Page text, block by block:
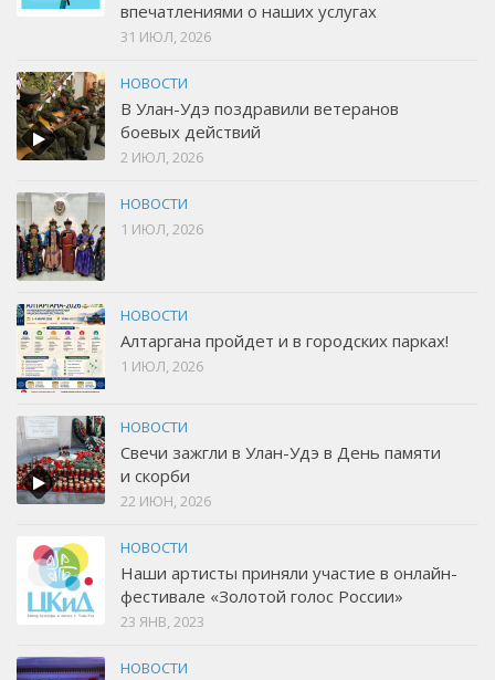
впечатлениями о наших услугах
31 ИЮЛ, 2026
НОВОСТИ
В Улан-Удэ поздравили ветеранов
боевых действий
2 ИЮЛ, 2026
НОВОСТИ
1 ИЮЛ, 2026
НОВОСТИ
Алтаргана пройдет и в городских парках!
1 ИЮЛ, 2026
НОВОСТИ
Свечи зажгли в Улан-Удэ в День памяти
и скорби
22 ИЮН, 2026
НОВОСТИ
Наши артисты приняли участие в онлайн-
фестивале «Золотой голос России»
23 ЯНВ, 2023
НОВОСТИ